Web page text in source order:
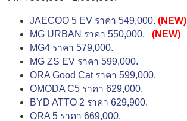
JAECOO 5 EV ราคา 549,000. (NEW)
MG URBAN ราคา 550,000.
(NEW)
MG4 ราคา 579,000.
MG ZS EV ราคา 599,000.
ORA Good Cat ราคา 599,000.
OMODA C5 ราคา 629,000.
BYD ATTO 2 ราคา 629,900.
ORA 5 ราคา 669,000.